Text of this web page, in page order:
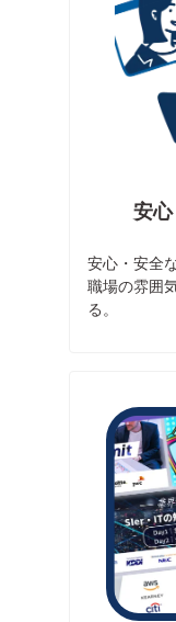
安
安心・安全
職場の雰囲
る。